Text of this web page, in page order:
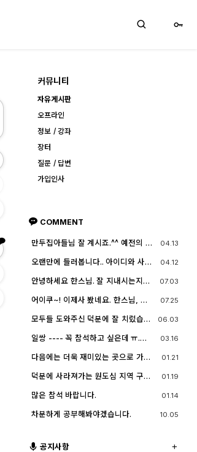
커뮤니티
자유게시판
오프라인
정보 / 강좌
장터
질문 / 답변
가입인사
COMMENT
만두집아들님 잘 계시죠.^^ 예전의 그
기억이 납니다. ^^;; djslr 홈페이지 활
동 및 사진 활동이 예전 같지는 않지
만, 동호회 활동의 추억을 남길 겸 가
능한 계속 홈페이지를 유지할 예정입
요.^^
04.13
오랜만에 들러봅니다.. 아이디와 사진
네요^^.. 다들 잘 지내시죠? 제가 이곳
에서 활동할때 까마득했던 회원님들
이었는데 이제 제가 그 나이가 되버렸
습니다^^..
04.12
안녕하세요 한스님. 잘 지내시는지
시간이었습니다
07.03
어이쿠~! 이제사 봤네요. 한스님, 안
07.25
모두들 도와주신 덕분에 잘 치렀습니
06.03
일쌍 ---- 꼭 참석하고 싶은데 ㅠ.
다. (다음에 개인적으로 들리겠습니
다)
03.16
다음에는 더욱 재미있는 곳으로 가보
네요.
01.21
덕분에 사라져가는 원도심 지역 구경
01.19
많은 참석 바랍니다. 01.14
차분하게 공부해봐야겠습니다. 10.05
공지사항